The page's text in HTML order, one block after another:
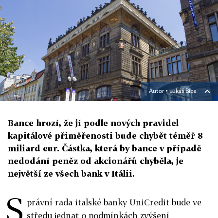
Autor ▪Lukáš Bíba
Bance hrozí, že jí podle nových pravidel
kapitálové přiměřenosti bude chybět téměř 8
miliard eur. Částka, která by bance v případě
nedodání peněz od akcionářů chyběla, je
největší ze všech bank v Itálii.
S právní rada italské banky UniCredit bude ve
středu jednat o podmínkách zvýšení